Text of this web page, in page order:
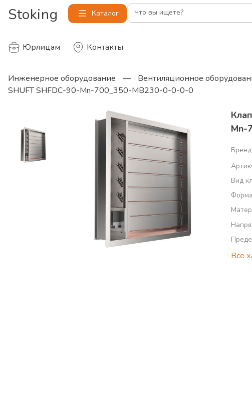
Stoking Каталог Что вы ищете?
Юрлицам Контакты
Инженерное оборудование — Вентиляционное
SHUFT SHFDC-90-Mn-700_350-MB230-0-0-0-0
Mn-
Бренд
Вид
Все